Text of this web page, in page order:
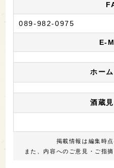
089-982-0975
E-
ホー
酒蔵
掲載情報は編集時
また、内容へのご意見・ご指摘